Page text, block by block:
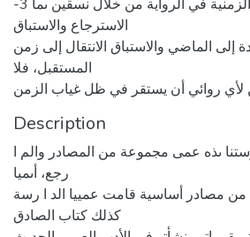
-3 تتمظير البنية الزمنية في الرواية من خلال نسقين ىما
الاسترجاع والاستباق
إلى الماضي والاستباق الانتقال إلى زمن
المستقبل، فلا
لأي روائي أن يستقر في ظل غياب الزمن
Description
ىذه عمى مجموعة من المصادر والم ا
رجع، أىميا
من مصادر أساسية قامت عمييا الد ا رسة
كذلك كتاب الصادق